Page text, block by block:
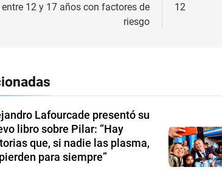
12 y 17 años con factores de
riesgo
12
Lafourcade presentó su
libro sobre Pilar: “Hay
que, si nadie las plasma,
para siempre”